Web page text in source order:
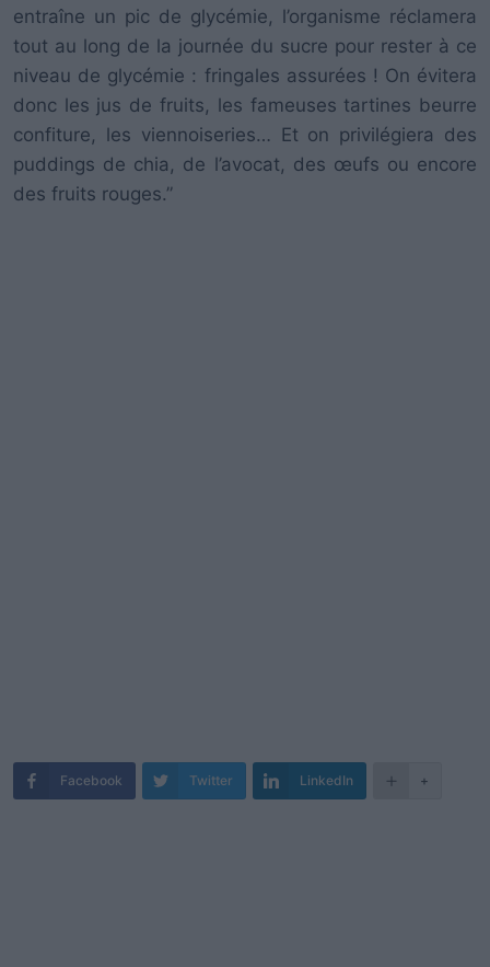
entraîne un pic de glycémie, l’organisme réclamera
tout au long de la journée du sucre pour rester à ce
niveau de glycémie : fringales assurées ! On évitera
donc les jus de fruits, les fameuses tartines beurre
confiture, les viennoiseries… Et on privilégiera des
puddings de chia, de l’avocat, des œufs ou encore
des fruits rouges.”
Facebook Twitter LinkedIn +